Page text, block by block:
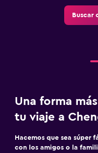
Buscar
Una forma
tu viaje a
Hacemos que sea súper
con los amigos o la